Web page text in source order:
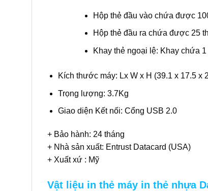
Hộp thẻ đầu vào chứa được
Hộp thẻ đầu ra chứa được 25
Khay thẻ ngoại lệ: Khay chứa 1
Kích thước máy: Lx W x H (39.1 x 17.5 x
Trọng lượng: 3.7Kg
Giao diện Kết nối: Cổng USB 2.0
+ Bảo hành: 24 tháng
+ Nhà sản xuất: Entrust Datacard (USA)
+ Xuất xứ : Mỹ
Vật liệu in thẻ máy in thẻ nhựa